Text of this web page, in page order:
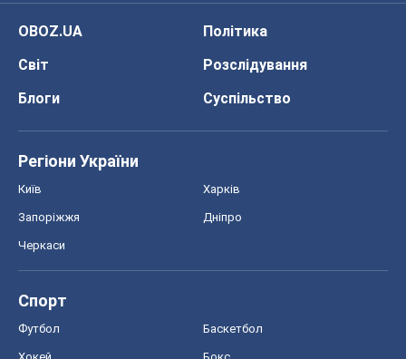
OBOZ.UA
Політика
Світ
Розслідування
Блоги
Суспільство
Регіони України
Київ Харків
Запоріжжя Дніпро
Черкаси
Спорт
Футбол Баскетбол